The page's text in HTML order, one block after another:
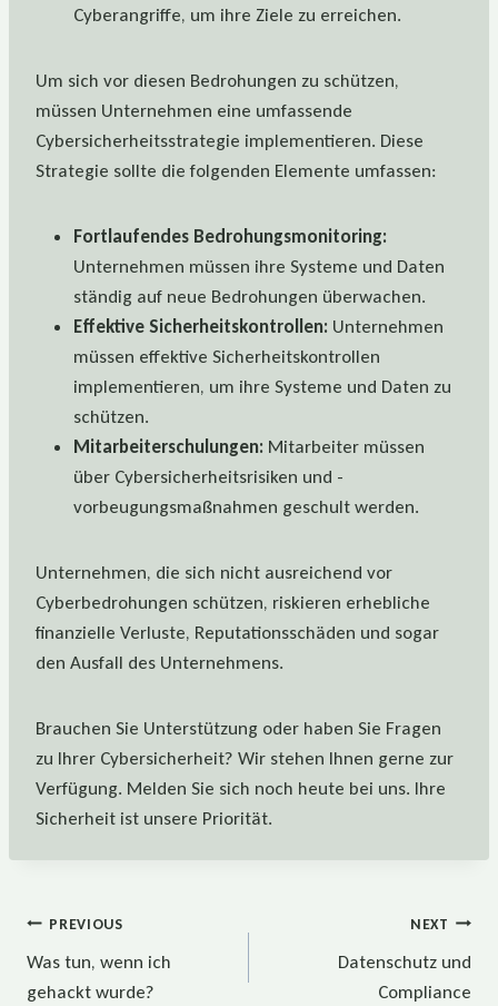
Cyberangriffe, um ihre Ziele zu erreichen.
Um sich vor diesen Bedrohungen zu schützen,
müssen Unternehmen eine umfassende
Cybersicherheitsstrategie implementieren. Diese
Strategie sollte die folgenden Elemente umfassen:
Fortlaufendes Bedrohungsmonitoring:
Unternehmen müssen ihre Systeme und Daten
ständig auf neue Bedrohungen überwachen.
Effektive Sicherheitskontrollen: Unternehmen
müssen effektive Sicherheitskontrollen
implementieren, um ihre Systeme und Daten zu
schützen.
Mitarbeiterschulungen: Mitarbeiter müssen
über Cybersicherheitsrisiken und -
vorbeugungsmaßnahmen geschult werden.
Unternehmen, die sich nicht ausreichend vor
Cyberbedrohungen schützen, riskieren erhebliche
finanzielle Verluste, Reputationsschäden und sogar
den Ausfall des Unternehmens.
Brauchen Sie Unterstützung oder haben Sie Fragen
zu Ihrer Cybersicherheit? Wir stehen Ihnen gerne zur
Verfügung. Melden Sie sich noch heute bei uns. Ihre
Sicherheit ist unsere Priorität.
Beitragsnavigation
PREVIOUS
Was tun, wenn ich
gehackt wurde?
NEXT
Datenschutz und
Compliance